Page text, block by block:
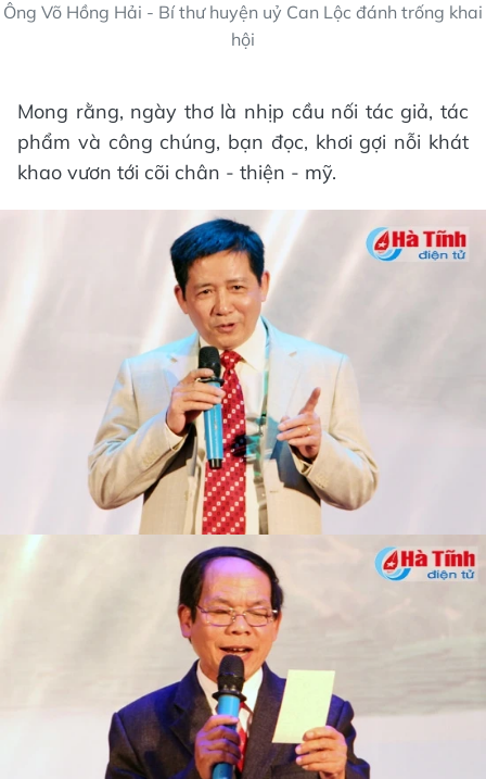
Ông Võ Hồng Hải - Bí thư huyện uỷ Can Lộc đánh trống khai
hội
Mong rằng, ngày thơ là nhịp cầu nối tác giả, tác
phẩm và công chúng, bạn đọc, khơi gợi nỗi khát
khao vươn tới cõi chân - thiện - mỹ.